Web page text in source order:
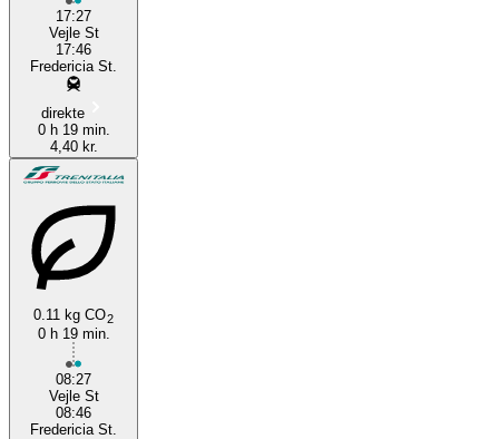
17:27
Vejle St
17:46
Fredericia St.
direkte
0 h 19 min.
4,40 kr.
0.11 kg CO2
0 h 19 min.
08:27
Vejle St
08:46
Fredericia St.